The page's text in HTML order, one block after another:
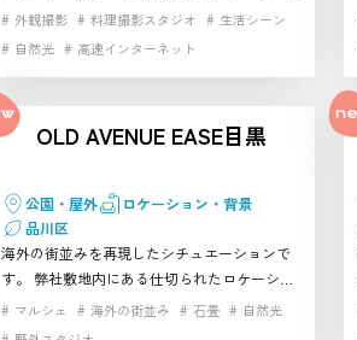
モダンの2つの世界観を備えた世田谷 レンタル
スタジオです。大きな窓から自然光が差し込
の撮影にも最適です。地下は防音性が高く同
録撮影にも対応。キッチン・ダイニング・浴
室・寝室など生活シーンも豊富で、ドラマ・
レンタルスタジオです。公園・屋外のハウス
スタジオ・レンタルスタジオです
外観撮影 料理撮影スタジオ
生活シーン
自然光
高速インターネット
OLD AVENUE EASE目黒
公園・屋外
ロケーション・背景
品川区
海外の街並みを再現したシチュエーションで
す。 弊社敷地内にある仕切られたロケーショ
ンなので、通行人も居らず、劇用車の乗り入
マルシェ 海外の街並み 石畳
自然光